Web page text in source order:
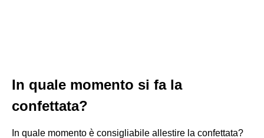
In quale momento si fa la
confettata?
In quale momento è consigliabile allestire la confettata?